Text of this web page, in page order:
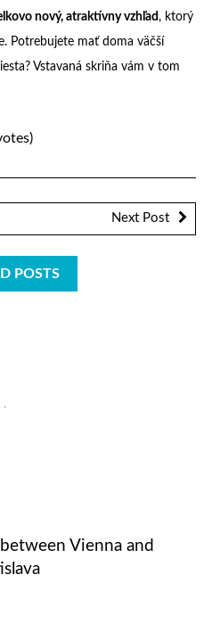
nový, atraktívny vzhľad, ktorý
Potrebujete mať doma väčší
Vstavaná skriňa vám v tom
Next Post
POSTS
Vienna and